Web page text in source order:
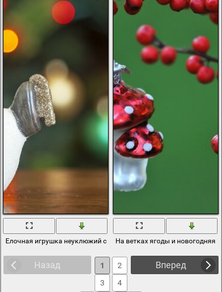
Елочная игрушка неуклюжий снеговикНа ветках ягоды и новогодняя
Назад Вперед
1
2
3
4